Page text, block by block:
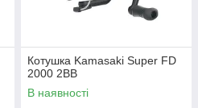
Котушка Kamasaki Super FD
2000 2BB
В наявності